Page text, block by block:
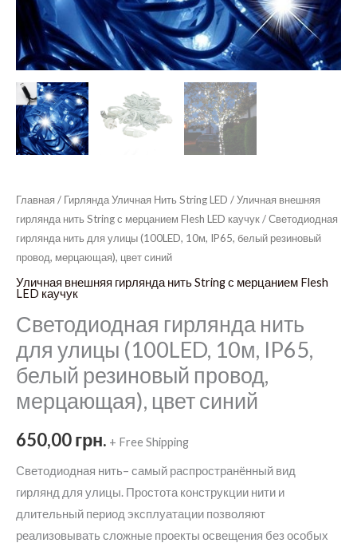
Главная / Гирлянда Уличная Нить String LED /Уличная внешняя
гирлянда нить String с мерцанием Flesh LED каучук/ Светодиодная
гирлянда нить для улицы (100LED, 10м, IP65, белый резиновый
провод, мерцающая), цвет синий
Уличная внешняя гирлянда нить String с мерцанием Flesh
LED каучук
Светодиодная гирлянда нить
для улицы (100LED, 10м, IP65,
белый резиновый провод,
мерцающая), цвет синий
650,00грн. + Free Shipping
Светодиодная нить– самый распространённый вид
гирлянд для улицы. Простота конструкции нити и
длительный период эксплуатации позволяют
реализовывать сложные проекты освещения без особых